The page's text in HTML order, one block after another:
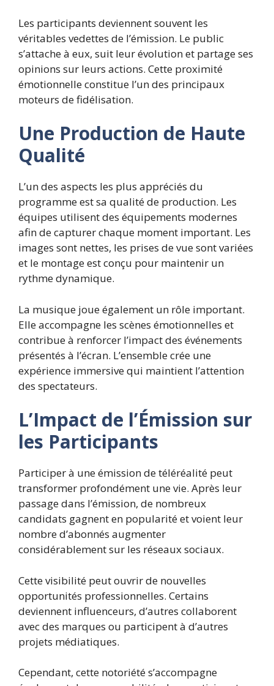
Les participants deviennent souvent les
véritables vedettes de l’émission. Le public
s’attache à eux, suit leur évolution et partage ses
opinions sur leurs actions. Cette proximité
émotionnelle constitue l’un des principaux
moteurs de fidélisation.
Une Production de Haute
Qualité
L’un des aspects les plus appréciés du
programme est sa qualité de production. Les
équipes utilisent des équipements modernes
afin de capturer chaque moment important. Les
images sont nettes, les prises de vue sont variées
et le montage est conçu pour maintenir un
rythme dynamique.
La musique joue également un rôle important.
Elle accompagne les scènes émotionnelles et
contribue à renforcer l’impact des événements
présentés à l’écran. L’ensemble crée une
expérience immersive qui maintient l’attention
des spectateurs.
L’Impact de l’Émission sur
les Participants
Participer à une émission de téléréalité peut
transformer profondément une vie. Après leur
passage dans l’émission, de nombreux
candidats gagnent en popularité et voient leur
nombre d’abonnés augmenter
considérablement sur les réseaux sociaux.
Cette visibilité peut ouvrir de nouvelles
opportunités professionnelles. Certains
deviennent influenceurs, d’autres collaborent
avec des marques ou participent à d’autres
projets médiatiques.
Cependant, cette notoriété s’accompagne